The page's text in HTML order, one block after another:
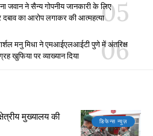
जवान ने सैन्य गोपनीय जानकारी के लिए
का आरोप लगाकर की आत्महत्या
मनु मिधा ने एमआईएलआईटी पुणे में अंतरिक्ष
खुफिया पर व्याख्यान दिया
डिफेन्स न्यूज़
मुख्यालय की